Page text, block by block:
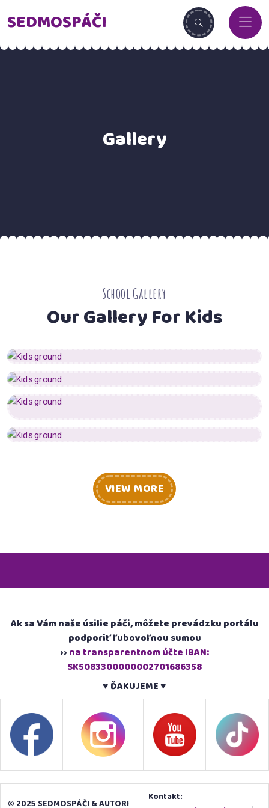
SEDMOSPÁČI
Gallery
School Gallery
Our Gallery For Kids
VIEW MORE
Ak sa Vám naše úsilie páči, môžete prevádzku portálu
podporiť ľubovoľnou sumou
›› na transparentnom účte IBAN:
SK5083300000002701686358
♥ ĎAKUJEME ♥
© 2025 SEDMOSPÁČI & AUTORI
Kontakt: